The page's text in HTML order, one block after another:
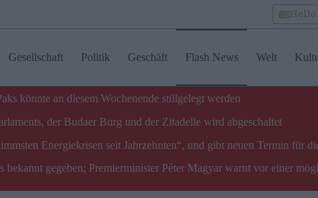
Gesellschaft Politik Geschäft Flash News Welt
könnte an diesem Wochenende stillgelegt werden
der Budaer Burg und der Zitadelle wird abgeschaltet
Energiekrisen seit Jahrzehnten“, und gibt neuen Termin für
gegeben; Premierminister Péter Magyar warnt vor einer